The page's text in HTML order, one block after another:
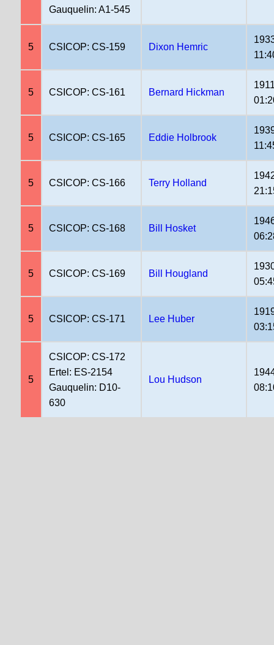
Gauquelin: A1-545
5 CSICOP: CS-159 Dixon Hemric
5 CSICOP: CS-161 Bernard Hickman
5 CSICOP: CS-165 Eddie Holbrook
5 CSICOP: CS-166 Terry Holland
5 CSICOP: CS-168 Bill Hosket
5 CSICOP: CS-169 Bill Hougland
5 CSICOP: CS-171 Lee Huber
5
CSICOP: CS-172
Ertel: ES-2154
Gauquelin: D10-
630
Lou Hudson